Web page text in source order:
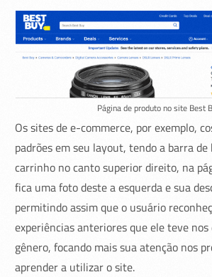
Página de produto no site Best
Os sites de e-commerce, por exemplo,
padrões em seu layout, tendo a barra de
carrinho no canto superior direito, na
fica uma foto deste a esquerda e sua
permitindo assim que o usuário
experiências anteriores que ele teve
gênero, focando mais sua atenção nos
aprender a utilizar o site.